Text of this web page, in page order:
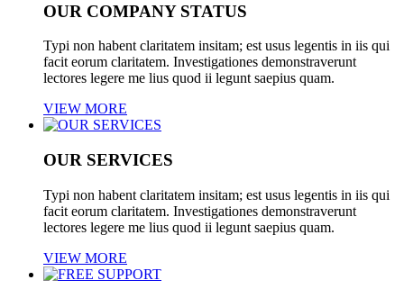
Cover Boxes
OUR COMPANY STATUS
Typi non habent claritatem insitam; est usus legentis in iis qui
facit eorum claritatem. Investigationes demonstraverunt
lectores legere me lius quod ii legunt saepius quam.
VIEW MORE
OUR SERVICES
Typi non habent claritatem insitam; est usus legentis in iis qui
facit eorum claritatem. Investigationes demonstraverunt
lectores legere me lius quod ii legunt saepius quam.
VIEW MORE